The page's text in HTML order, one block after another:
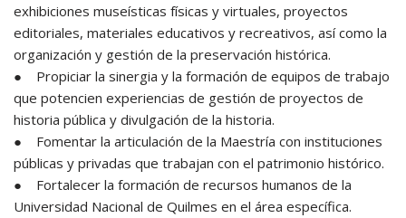
exhibiciones museísticas físicas y virtuales, proyectos
editoriales, materiales educativos y recreativos, así como la
organización y gestión de la preservación histórica.
● Propiciar la sinergia y la formación de equipos de trabajo
que potencien experiencias de gestión de proyectos de
historia pública y divulgación de la historia.
● Fomentar la articulación de la Maestría con instituciones
públicas y privadas que trabajan con el patrimonio histórico.
● Fortalecer la formación de recursos humanos de la
Universidad Nacional de Quilmes en el área específica.